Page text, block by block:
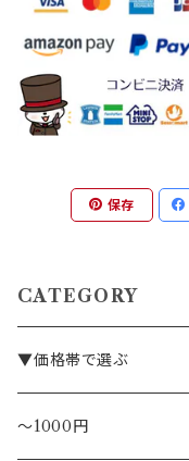
保存
CATEGORY
▼価格帯で選ぶ
～1000円